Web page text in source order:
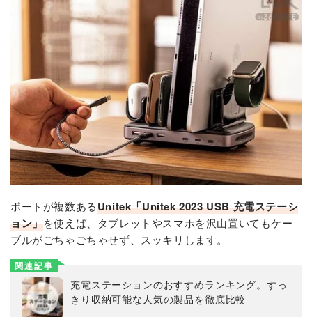
ポートが複数あるUnitek「Unitek 2023 USB 充電ステーシ
ョン」を使えば、タブレットやスマホを沢山置いてもケー
ブルがごちゃごちゃせず、スッキリします。
関連記事
充電ステーションのおすすめランキング。すっ
きり収納可能な人気の製品を徹底比較